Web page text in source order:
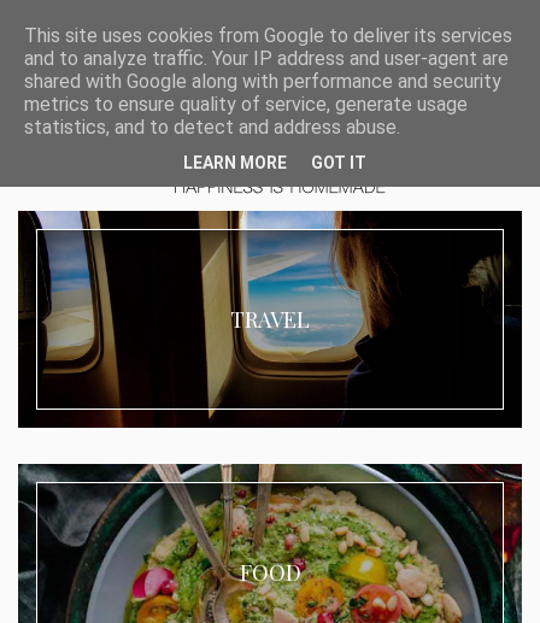
TRAVEL
FOOD
This site uses cookies from Google to deliver its services
and to analyze traffic. Your IP address and user-agent are
shared with Google along with performance and security
metrics to ensure quality of service, generate usage
statistics, and to detect and address abuse.
LEARN MORE GOT IT